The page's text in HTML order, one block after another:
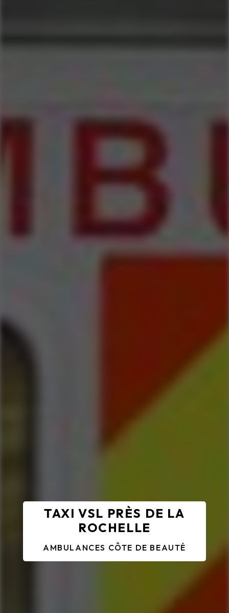
TAXI VSL PRÈS DE LA
ROCHELLE
AMBULANCES CÔTE DE BEAUTÉ